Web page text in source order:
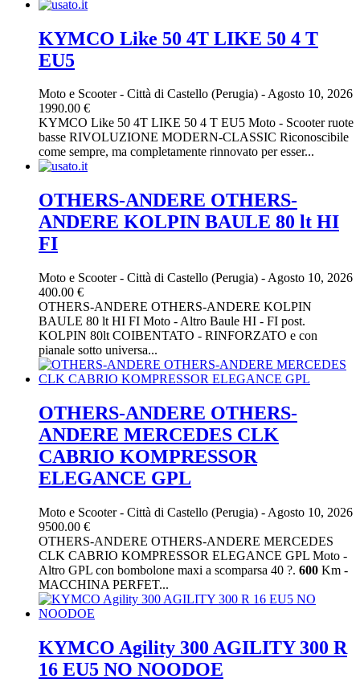
KYMCO Like 50 4T LIKE 50 4 T
EU5
Moto e Scooter- Città di Castello (Perugia) -Agosto 10, 2026
1990.00 €
KYMCO Like 50 4T LIKE 50 4 T EU5 Moto - Scooter ruote
basse RIVOLUZIONE MODERN-CLASSIC Riconoscibile
come sempre, ma completamente rinnovato per esser...
OTHERS-ANDERE OTHERS-
ANDERE KOLPIN BAULE 80 lt HI
FI
Moto e Scooter- Città di Castello (Perugia) - Agosto 10, 2026
400.00 €
OTHERS-ANDERE OTHERS-ANDERE KOLPIN
BAULE 80 lt HI FI Moto - Altro Baule HI - FI post.
KOLPIN 80lt COIBENTATO - RINFORZATO e con
pianale sotto universa...
OTHERS-ANDERE OTHERS-
ANDERE MERCEDES CLK
CABRIO KOMPRESSOR
ELEGANCE GPL
Moto e Scooter- Città di Castello (Perugia) - Agosto 10, 2026
9500.00 €
OTHERS-ANDERE OTHERS-ANDERE MERCEDES
CLK CABRIO KOMPRESSOR ELEGANCE GPL Moto -
Altro GPL con bombolone maxi a scomparsa 40 ?. 600 Km -
MACCHINA PERFET...
KYMCO Agility 300 AGILITY 300 R
16 EU5 NO NOODOE